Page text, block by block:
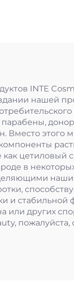
INTE
нашей
парабены,
Вместо этого
как цетиловый
в
и стабильной
или других
пожалуйста,